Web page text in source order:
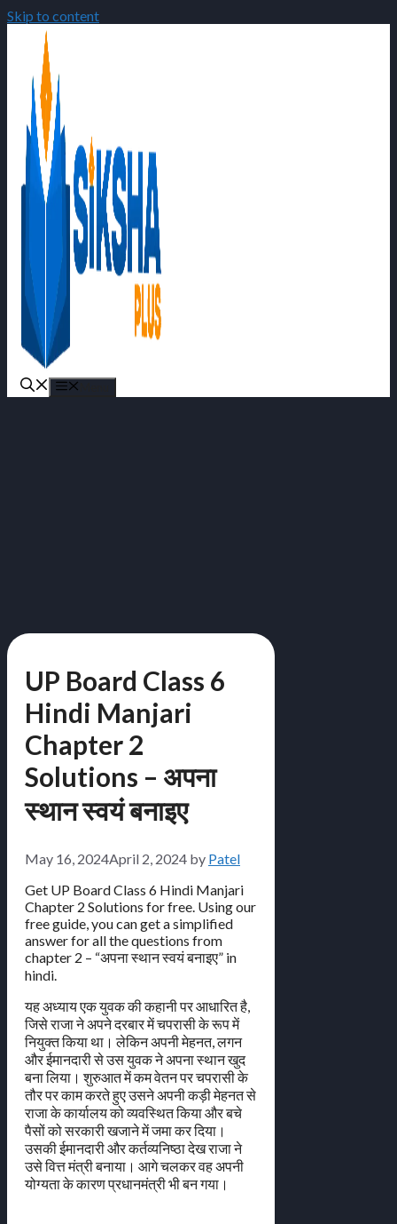
Skip to content
UP Board Class 6
Hindi Manjari
Chapter 2
Solutions – अपना
स्थान स्वयं बनाइए
May 16, 2024April 2, 2024 by Patel
Get UP Board Class 6 Hindi Manjari
Chapter 2 Solutions for free. Using our
free guide, you can get a simplified
answer for all the questions from
chapter 2 – “अपना स्थान स्वयं बनाइए” in
hindi.
यह अध्याय एक युवक की कहानी पर आधारित है,
जिसे राजा ने अपने दरबार में चपरासी के रूप में
नियुक्त किया था। लेकिन अपनी मेहनत, लगन
और ईमानदारी से उस युवक ने अपना स्थान खुद
बना लिया। शुरुआत में कम वेतन पर चपरासी के
तौर पर काम करते हुए उसने अपनी कड़ी मेहनत से
राजा के कार्यालय को व्यवस्थित किया और बचे
पैसों को सरकारी खजाने में जमा कर दिया।
उसकी ईमानदारी और कर्तव्यनिष्ठा देख राजा ने
उसे वित्त मंत्री बनाया। आगे चलकर वह अपनी
योग्यता के कारण प्रधानमंत्री भी बन गया।